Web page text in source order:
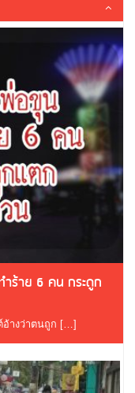
ร้าย 6 คน กระดูก
อ้างว่าตนถูก […]